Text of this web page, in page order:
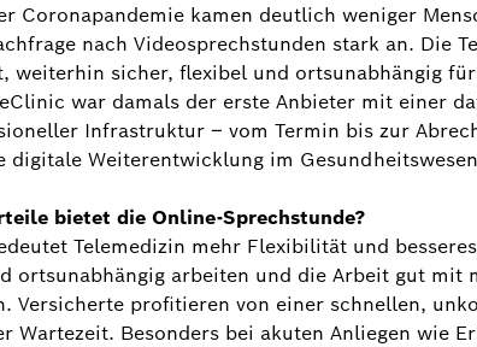
Coronapandemie kamen deutlich weniger
nach Videosprechstunden stark an. Die
weiterhin sicher, flexibel und ortsunabhängig
war damals der erste Anbieter mit einer
Infrastruktur – vom Termin bis zur
digitale Weiterentwicklung im
bietet die Online-Sprechstunde?
Telemedizin mehr Flexibilität und
ortsunabhängig arbeiten und die Arbeit gut mit
Versicherte profitieren von einer schnellen,
Wartezeit. Besonders bei akuten Anliegen wie